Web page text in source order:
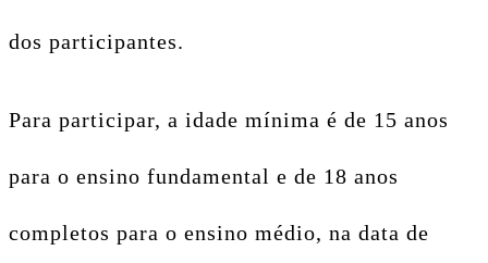
dos participantes.
Para participar, a idade mínima é de 15 anos
para o ensino fundamental e de 18 anos
completos para o ensino médio, na data de